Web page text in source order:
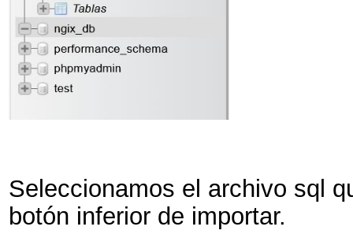
Seleccionamos el archivo sql
botón inferior de importar.